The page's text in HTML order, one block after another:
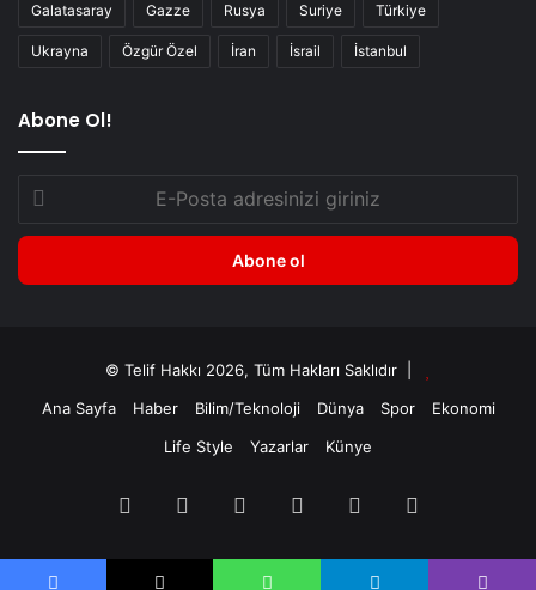
Galatasaray Gazze Rusya Suriye Türkiye
Ukrayna Özgür Özel İran İsrail İstanbul
Abone Ol!
© Telif Hakkı 2026, Tüm Hakları Saklıdır |
Ana Sayfa
Haber Bilim/Teknoloji Dünya Spor
Ekonomi
Life Style
Yazarlar Künye